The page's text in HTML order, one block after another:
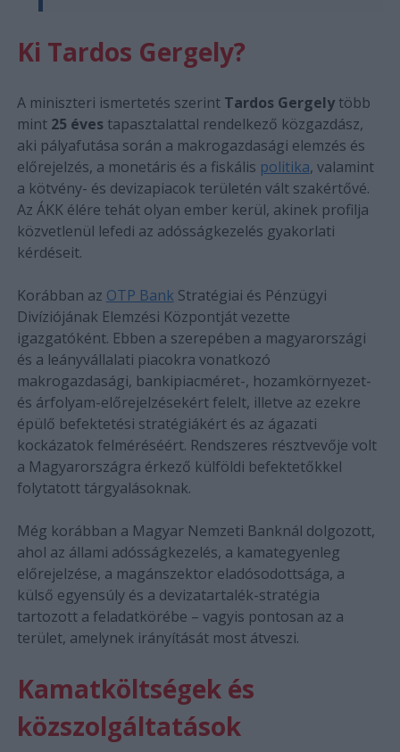
Ki Tardos Gergely?
A miniszteri ismertetés szerint Tardos Gergelytöbb
mint 25 évestapasztalattal rendelkező közgazdász,
aki pályafutása során a makrogazdasági elemzés és
előrejelzés, a monetáris és a fiskális politika, valamint
a kötvény- és devizapiacok területén vált szakértővé.
Az ÁKK élére tehát olyan ember kerül, akinek profilja
közvetlenül lefedi az adósságkezelés gyakorlati
kérdéseit.
Korábban az OTP Bank Stratégiai és Pénzügyi
Divíziójának Elemzési Központját vezette
igazgatóként. Ebben a szerepében a magyarországi
és a leányvállalati piacokra vonatkozó
makrogazdasági, bankipiacméret-, hozamkörnyezet-
és árfolyam-előrejelzésekért felelt, illetve az ezekre
épülő befektetési stratégiákért és az ágazati
kockázatok felméréséért. Rendszeres résztvevője volt
a Magyarországra érkező külföldi befektetőkkel
folytatott tárgyalásoknak.
Még korábban a Magyar Nemzeti Banknál dolgozott,
ahol az állami adósságkezelés, a kamategyenleg
előrejelzése, a magánszektor eladósodottsága, a
külső egyensúly és a devizatartalék-stratégia
tartozott a feladatkörébe – vagyis pontosan az a
terület, amelynek irányítását most átveszi.
Kamatköltségek és
közszolgáltatások